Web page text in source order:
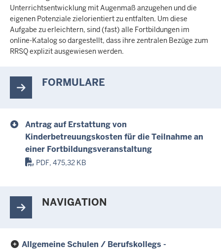
Unterrichtsentwicklung mit Augenmaß anzugehen und die
eigenen Potenziale zielorientiert zu entfalten. Um diese
Aufgabe zu erleichtern, sind (fast) alle Fortbildungen im
online-Katalog so dargestellt, dass ihre zentralen Bezüge zum
RRSQ explizit ausgewiesen werden.
FORMULARE
Antrag auf Erstattung von
Kinderbetreuungskosten für die Teilnahme an
einer Fortbildungsveranstaltung
PDF, 475,32 KB
NAVIGATION
Allgemeine Schulen / Berufskollegs -